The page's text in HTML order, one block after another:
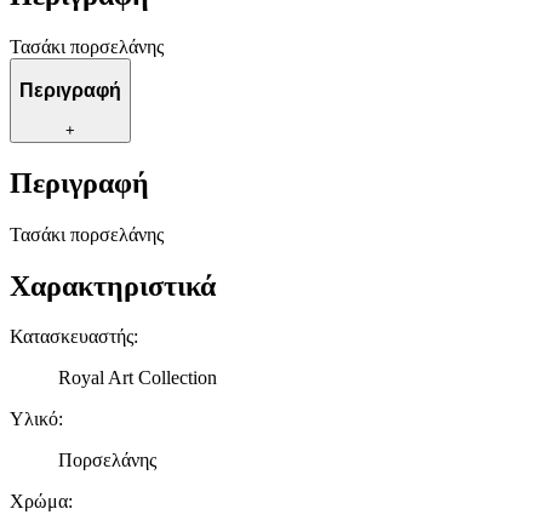
Τασάκι πορσελάνης
Περιγραφή
+
Περιγραφή
Τασάκι πορσελάνης
Χαρακτηριστικά
Κατασκευαστής:
Royal Art Collection
Υλικό:
Πορσελάνης
Χρώμα: